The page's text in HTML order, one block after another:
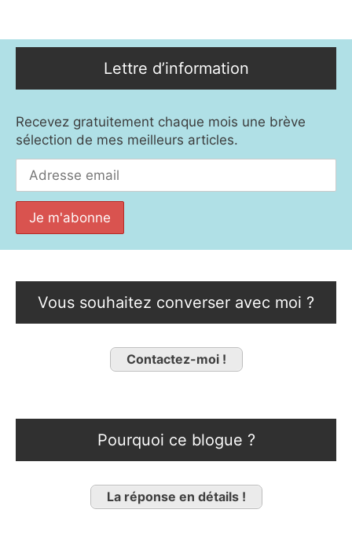
Lettre d’information
Recevez gratuitement chaque mois une brève
sélection de mes meilleurs articles.
Vous souhaitez converser avec moi ?
Contactez-moi !
Pourquoi ce blogue ?
La réponse en détails !